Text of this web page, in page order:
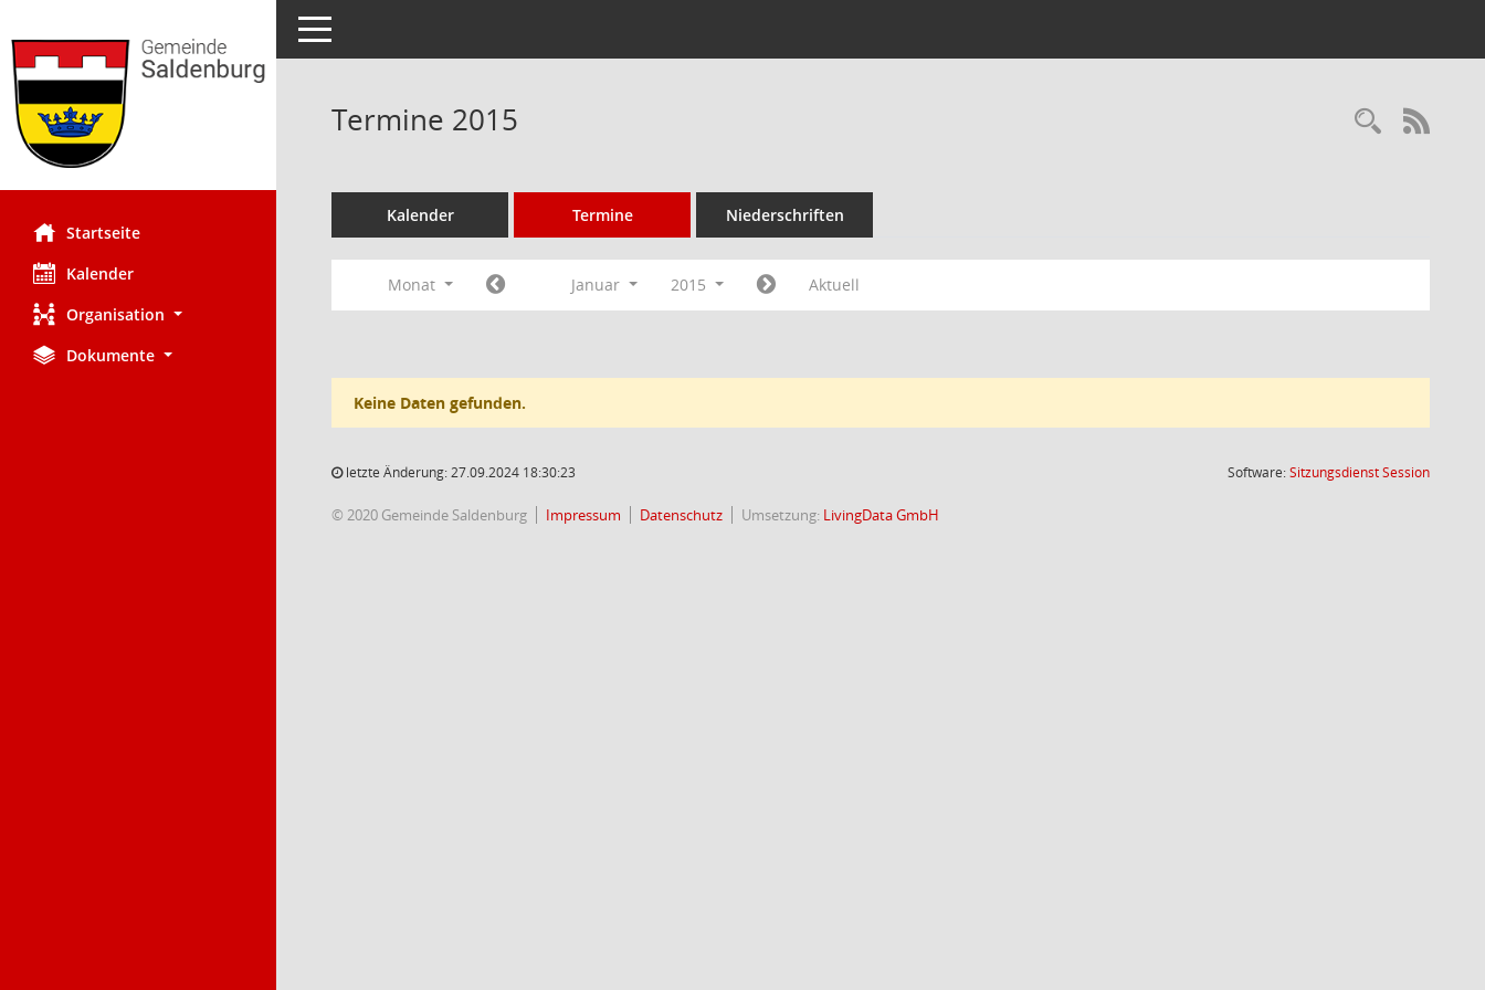
Startseite
Kalender
Organisation
Dokumente
Toggle navigation
Termine 2015
Kalender Termine Niederschriften
Monat Januar 2015 Aktuell
Keine Daten gefunden.
letzte Änderung: 27.09.2024 18:30:23 Software:SitzungsdienstSession(Wird in
© 2020 Gemeinde Saldenburg Impressum Datenschutz Umsetzung: LivingData GmbH